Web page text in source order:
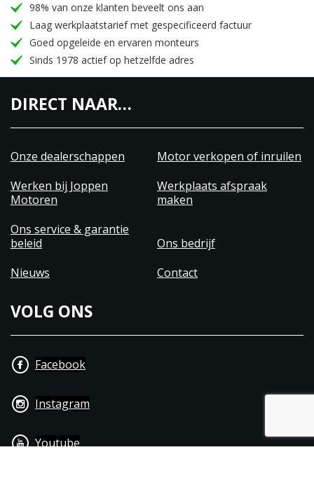
98% van onze klanten beveelt ons aan
Laag werkplaatstarief met gespecificeerd factuur
Goed opgeleide en ervaren monteurs
Sinds 1978 actief op hetzelfde adres
DIRECT NAAR…
Onze dealerschappen
Motor verkopen of inruilen
Werken bij Joppen
Motoren
Werkplaats afspraak
maken
Ons service & garantie
beleid
Ons bedrijf
Nieuws
Contact
VOLG ONS
Facebook
Instagram
Youtube